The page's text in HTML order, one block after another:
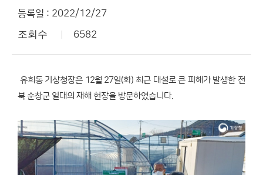
등록일 : 2022/12/27
조회수 6582
유희동 기상청장은 12월 27일(화) 최근 대설로 큰 피해가 발생한 전
북 순창군 일대의 재해 현장을 방문하였습니다.